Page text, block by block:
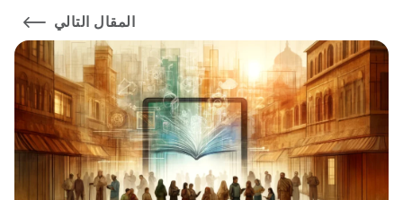
المقال التالي